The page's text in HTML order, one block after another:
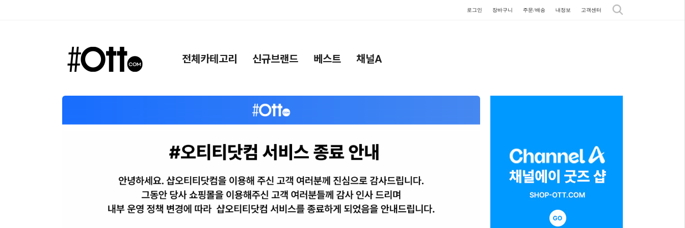
로그인 장바구니 주문/배송 내정보 고객센터
전체카테고리 신규브랜드 베스트 채널A